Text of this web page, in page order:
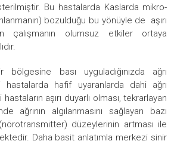
Bu hastalarda Kaslarda mikro-
bozulduğu bu yönüyle de aşırı
çalışmanın olumsuz etkiler ortaya
bası uyguladığınızda ağrı
hastalarda hafif uyaranlarda dahi ağrı
aşırı duyarlı olması, tekrarlayan
ağrının algılanmasını sağlayan bazı
düzeylerinin artması ile
Daha basit anlatımla merkezi sinir